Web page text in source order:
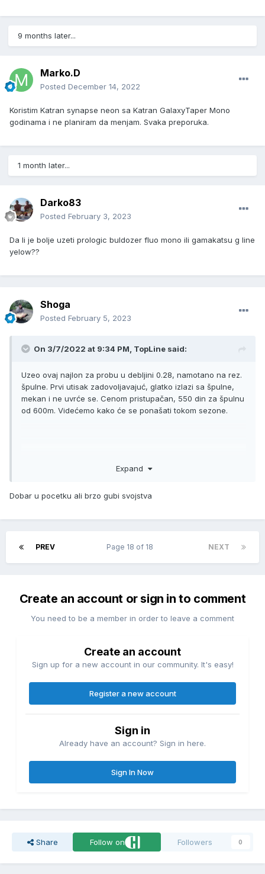
9 months later...
Marko.D
Posted December 14, 2022
Koristim Katran synapse neon sa Katran GalaxyTaper Mono
godinama i ne planiram da menjam. Svaka preporuka.
1 month later...
Darko83
Posted February 3, 2023
Da li je bolje uzeti prologic buldozer fluo mono ili gamakatsu g line
yelow??
Shoga
Posted February 5, 2023
On 3/7/2022 at 9:34 PM, TopLine said:
Uzeo ovaj najlon za probu u debljini 0.28, namotano na rez.
špulne. Prvi utisak zadovoljavajuć, glatko izlazi sa špulne,
mekan i ne uvrće se. Cenom pristupačan, 550 din za špulnu
od 600m. Videćemo kako će se ponašati tokom sezone.
Expand
Dobar u pocetku ali brzo gubi svojstva
PREV NEXT
Page 18 of 18
Create an account or sign in to comment
You need to be a member in order to leave a comment
Create an account
Sign up for a new account in our community. It's easy!
Register a new account
Sign in
Already have an account? Sign in here.
Sign In Now
Share Follow on Followers 0